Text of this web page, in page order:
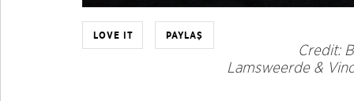
LOVE IT PAYLAŞ
Credit:
Lamsweerde &